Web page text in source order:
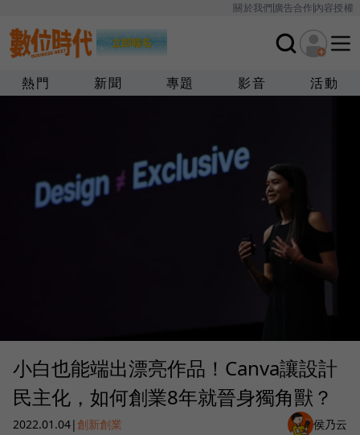
關於我們廣告合作內容授權
熱門 新聞 專題 影音 活動
小白也能端出漂亮作品！Canva讓設計
民主化，如何創業8年就晉身獨角獸？
2022.01.04|創新創業 侯乃云